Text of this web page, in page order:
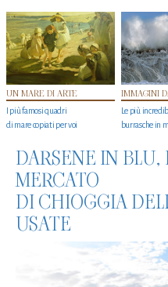
UN MARE DI ARTE
I più famosi quadri
di mare copiati per voi
IMMAGINI
Le più
burrasche in
DARSENE IN BLU,
MERCATO
DI CHIOGGIA
USATE